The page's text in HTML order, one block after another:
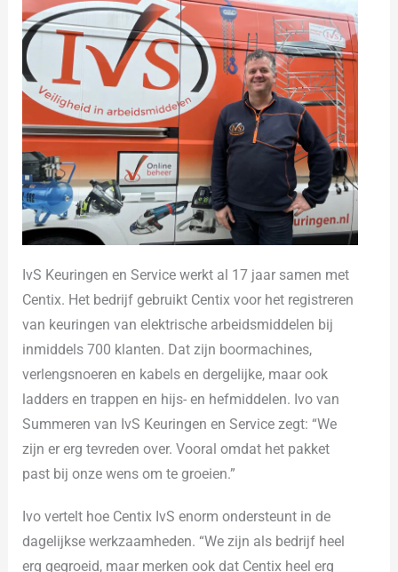
IvS Keuringen en Service werkt al 17 jaar samen met
Centix. Het bedrijf gebruikt Centix voor het registreren
van keuringen van elektrische arbeidsmiddelen bij
inmiddels 700 klanten. Dat zijn boormachines,
verlengsnoeren en kabels en dergelijke, maar ook
ladders en trappen en hijs- en hefmiddelen. Ivo van
Summeren van IvS Keuringen en Service zegt: “We
zijn er erg tevreden over. Vooral omdat het pakket
past bij onze wens om te groeien.”
Ivo vertelt hoe Centix IvS enorm ondersteunt in de
dagelijkse werkzaamheden. “We zijn als bedrijf heel
erg gegroeid, maar merken ook dat Centix heel erg